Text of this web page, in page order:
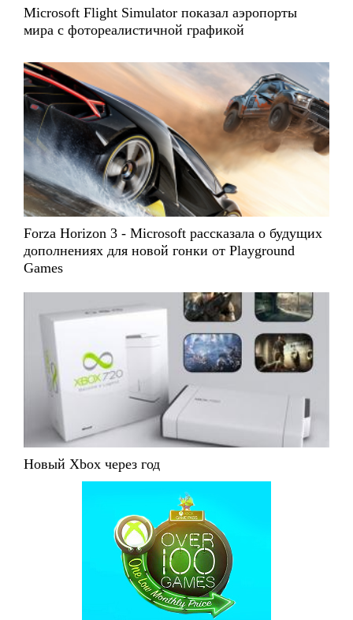
Microsoft Flight Simulator показал аэропорты
мира с фотореалистичной графикой
Forza Horizon 3 - Microsoft рассказала о будущих
дополнениях для новой гонки от Playground
Games
Новый Xbox через год